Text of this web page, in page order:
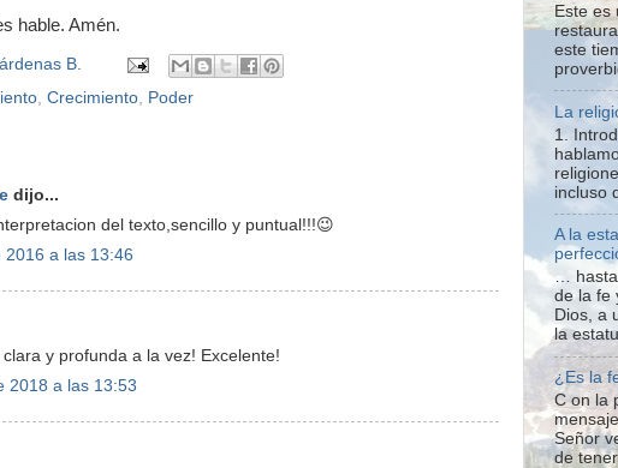
hable. Amén.
B.
Crecimiento Poder
dijo...
del texto,sencillo y puntual!!!😉
a las 13:46
y profunda a la vez! Excelente!
2018 a las 13:53
Este es
este
La
1.
incluso
A la
… hasta
de la fe
Dios, a
la
¿Es la
C on la
Señor
de